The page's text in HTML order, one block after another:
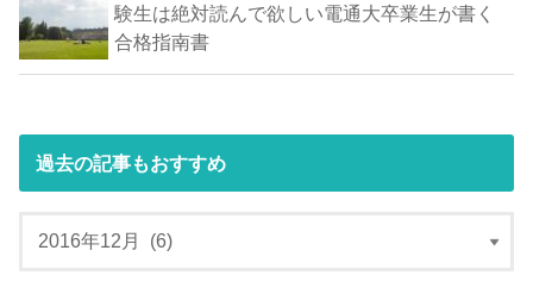
験生は絶対読んで欲しい電通大卒業生が書く
合格指南書
過去の記事もおすすめ